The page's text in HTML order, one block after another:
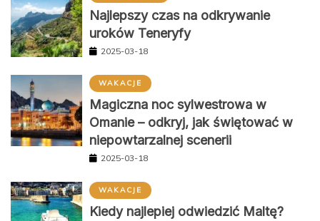
Najlepszy czas na odkrywanie
uroków Teneryfy
2025-03-18
WAKACJE
Magiczna noc sylwestrowa w
Omanie – odkryj, jak świętować w
niepowtarzalnej scenerii
2025-03-18
WAKACJE
Kiedy najlepiej odwiedzić Maltę?